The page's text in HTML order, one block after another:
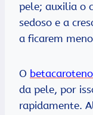
pele; auxilia o
sedoso e a
a ficarem
O betacaroteno
da pele, por
rapidamente.